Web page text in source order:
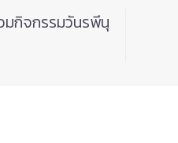
มกิจกรรมวันรพีนุ